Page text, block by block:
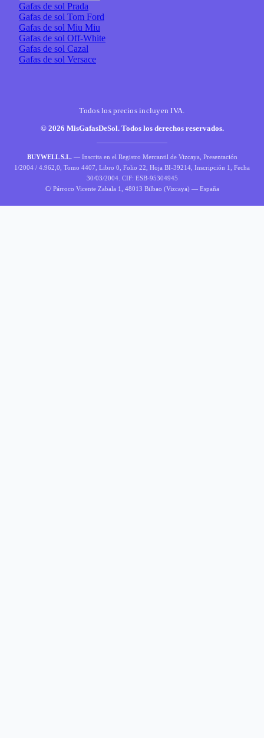
Gafas de sol Prada
Gafas de sol Tom Ford
Gafas de sol Miu Miu
Gafas de sol Off-White
Gafas de sol Cazal
Gafas de sol Versace
Todos los precios incluyen IVA.
© 2026 MisGafasDeSol. Todos los derechos reservados.
BUYWELL S.L. — Inscrita en el Registro Mercantil de Vizcaya, Presentación
1/2004 / 4.962,0, Tomo 4407, Libro 0, Folio 22, Hoja BI-39214, Inscripción 1, Fecha
30/03/2004. CIF: ESB-95304945
C/ Párroco Vicente Zabala 1, 48013 Bilbao (Vizcaya) — España